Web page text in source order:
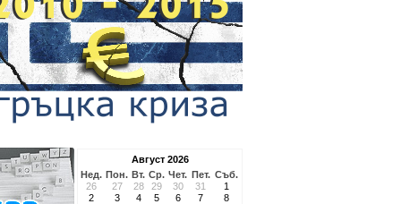
Август 2026
Нед. Пон. Вт. Ср. Чет. Пет. Съб.
26
27 28 29 30 31
1
2
3 4 5 6 7 8